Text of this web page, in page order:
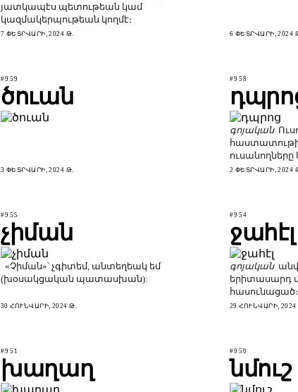
յատկապէս պետութեան կամ
կազմակերպութեան կողմէ։
7 ՓԵՏՐՎԱՐԻ, 2024 Թ. 6 ՓԵՏՐՎԱՐԻ, 2024
#959
ծուան
3 ՓԵՏՐՎԱՐԻ, 2024 Թ.
#958
գոյական
ուսանողները
2 ՓԵՏՐՎԱՐԻ, 2024
#955
չիման
«Չիման»՝ չգիտեմ, անտեղեակ եմ
(խօսակցական պատասխան):
30 ՀՈՒՆՎԱՐԻ, 2024 Թ.
#954
ջահէլ
գոյական
երիտասարդ
հասունացած։
29 ՀՈՒՆՎԱՐԻ, 2024
#951
խաղաղ
#950
նմուշ